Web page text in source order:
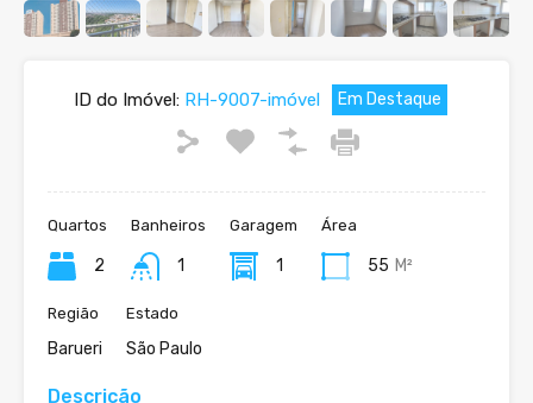
ID do Imóvel: RH-9007-imóvel Em Destaque
Quartos
2
Banheiros
1
Garagem
1
Área
55 M²
Região
Barueri
Estado
São Paulo
Descrição